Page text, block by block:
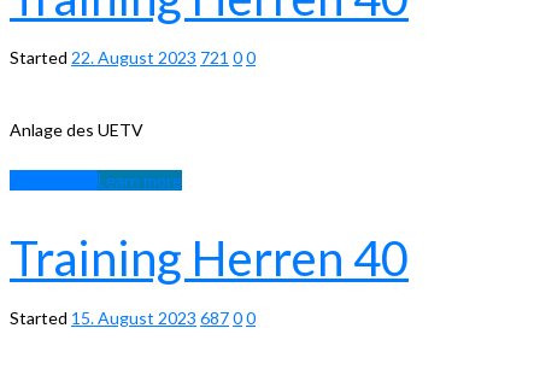
Started 22. August 2023 721 00
Anlage des UETV
Learn more
Training Herren 40
Started 15. August 2023 68700